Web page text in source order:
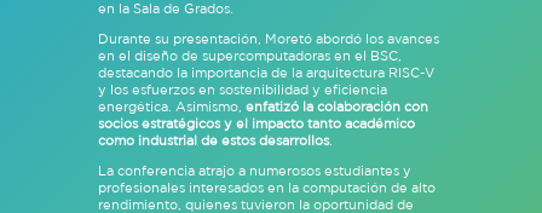
en la Sala de Grados.
Durante su presentación, Moretó abordó los avances
en el diseño de supercomputadoras en el BSC,
destacando la importancia de la arquitectura RISC-V
y los esfuerzos en sostenibilidad y eficiencia
energética. Asimismo, enfatizó la colaboración con
socios estratégicos y el impacto tanto académico
como industrial de estos desarrollos.
La conferencia atrajo a numerosos estudiantes y
profesionales interesados en la computación de alto
rendimiento, quienes tuvieron la oportunidad de